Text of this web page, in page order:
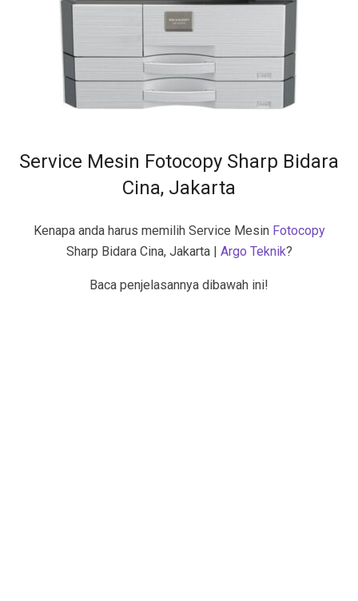
Service Mesin Fotocopy Sharp Bidara
Cina, Jakarta
Kenapa anda harus memilih Service Mesin Fotocopy
Sharp Bidara Cina, Jakarta | Argo Teknik?
Baca penjelasannya dibawah ini!